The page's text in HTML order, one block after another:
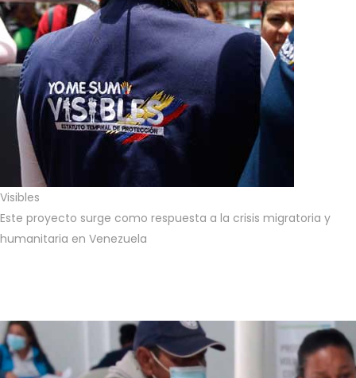
Visibles
Este proyecto surge como respuesta a la crisis migratoria y
humanitaria en Venezuela